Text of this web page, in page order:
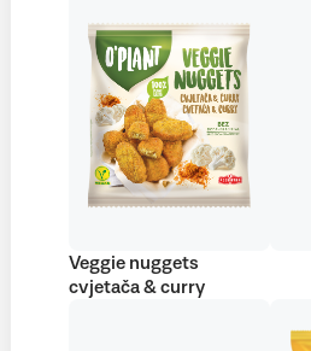
Veggie nuggets
cvjetača & curry